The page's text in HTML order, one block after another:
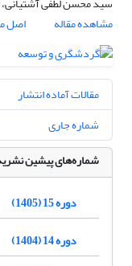
مشاهده مقاله
اصل
مقالات آماده انتشار
شماره جاری
شماره‌های پیشین
دوره 15 (1405)
دوره 14 (1404)